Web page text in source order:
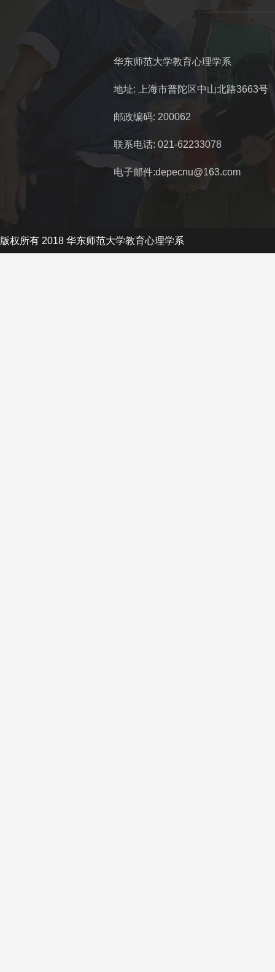
华东师范大学教育心理学系
地址: 上海市普陀区中山北路3663号
邮政编码: 200062
联系电话: 021-62233078
电子邮件:depecnu@163.com
版权所有 2018 华东师范大学教育心理学系